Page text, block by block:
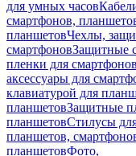
для умных часов
смартфонов,
планшетовЧехлы,
смартфоновЗащитные
пленки для смартфонов
аксессуары для
клавиатурой для
планшетовЗащитные
планшетовСтилусы
планшетов,
планшетовФото,